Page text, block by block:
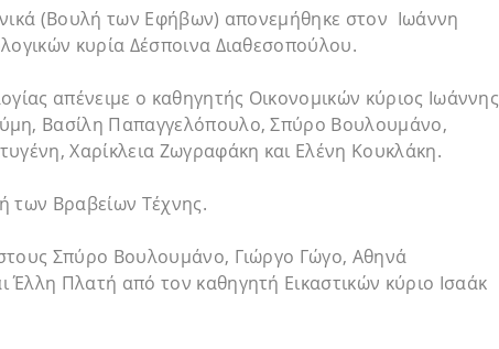
(Βουλή των Εφήβων) απονεμήθηκε στον Ιωάννη
κυρία Δέσποινα Διαθεσοπούλου.
απένειμε ο καθηγητής Οικονομικών κύριος Ιωάννης
Βασίλη Παπαγγελόπουλο, Σπύρο Βουλουμάνο,
Χαρίκλεια Ζωγραφάκη και Ελένη Κουκλάκη.
των Βραβείων Τέχνης.
Σπύρο Βουλουμάνο, Γιώργο Γώγο, Αθηνά
Πλατή από τον καθηγητή Εικαστικών κύριο Ισαάκ